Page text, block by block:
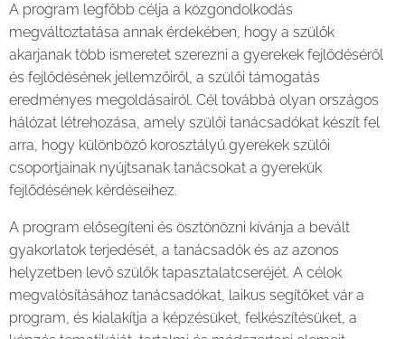
A program legfőbb célja a közgondolkodás
megváltoztatása annak érdekében, hogy a szülők
akarjanak több ismeretet szerezni a gyerekek fejlődéséről
és fejlődésének jellemzőiről, a szülői támogatás
eredményes megoldásairól. Cél továbbá olyan országos
hálózat létrehozása, amely szülői tanácsadókat készít fel
arra, hogy különböző korosztályú gyerekek szülői
csoportjainak nyújtsanak tanácsokat a gyerekük
fejlődésének kérdéseihez.
A program elősegíteni és ösztönözni kívánja a bevált
gyakorlatok terjedését, a tanácsadók és az azonos
helyzetben levő szülők tapasztalatcseréjét. A célok
megvalósításához tanácsadókat, laikus segítőket vár a
program, és kialakítja a képzésüket, felkészítésüket, a